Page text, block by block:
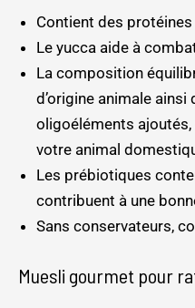
Contient des
Le yucca aide à
La composition
d’origine animale
oligoéléments
votre animal
Les prébiotiques
contribuent à une
Sans conservateurs,
Muesli gourmet pour